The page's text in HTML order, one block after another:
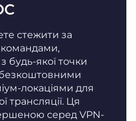
стежити за
будь-якої точки
локаціями для
трансляції. Ця
серед VPN-